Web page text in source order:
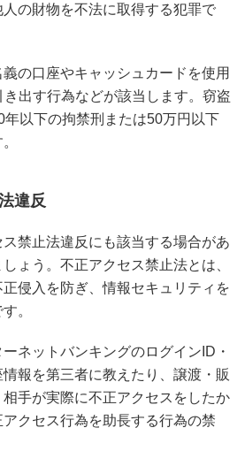
の財物を不法に取得する犯罪で
の口座やキャッシュカードを使用
き出す行為などが該当します。窃盗
以下の拘禁刑または50万円以下
違反
禁止法違反にも該当する場合があ
ょう。不正アクセス禁止法とは、
侵入を防ぎ、情報セキュリティを
。
ネットバンキングのログインID・
報を第三者に教えたり、譲渡・販
手が実際に不正アクセスをしたか
クセス行為を助長する行為の禁